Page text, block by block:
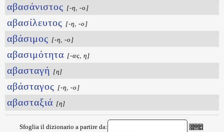
αβασάνιστος [-η, -ο]
αβασίλευτος [-η, -ο]
αβάσιμος [-η, -ο]
αβασιμότητα [-ας, η]
αβασταγή [η]
αβάσταγος [-η, -ο]
αβασταξιά [η]
Sfoglia il dizionario a partire da: